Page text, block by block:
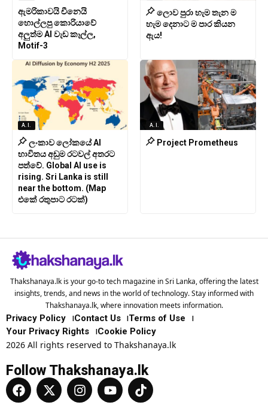
ඇමරිකාවයි චීනෙයි
හොල්ලපු කොරියාවේ
අලුත්ම AI වැඩ කෑල්ල,
Motif-3
ලොව පුරා හැම තැන ම
හැම දෙනාට ම පාර කියන
ඇය!
A.I.
ලංකාව ලෝකයේ AI
භාවිතය අඩුම රටවල් අතරට
පත්වේ. Global AI use is
rising. Sri Lanka is still
near the bottom. (Map
එකේ රතුපාට රටක්)
A.I.
Project Prometheus
Thakshanaya.lk is your go-to tech magazine in Sri Lanka, offering the latest
insights, trends, and news in the world of technology. Stay informed with
Thakshanaya.lk, where innovation meets information.
Privacy Policy Contact Us
Terms of Use
Your Privacy Rights
Cookie Policy
2026 All rights reserved to Thakshanaya.lk
Follow Thakshanaya.lk